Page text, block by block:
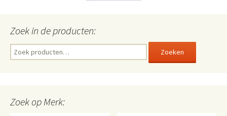
worden
op
Zoek in de producten:
Zoeken
naar:
Zoeken
Zoek op Merk: